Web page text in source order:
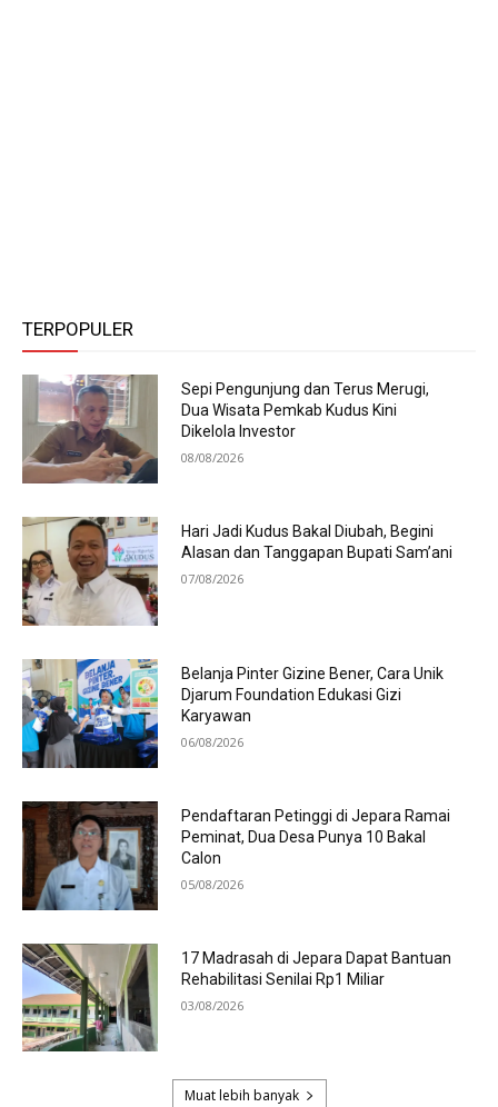
TERPOPULER
Sepi Pengunjung dan Terus Merugi,
Dua Wisata Pemkab Kudus Kini
Dikelola Investor
08/08/2026
Hari Jadi Kudus Bakal Diubah, Begini
Alasan dan Tanggapan Bupati Sam’ani
07/08/2026
Belanja Pinter Gizine Bener, Cara Unik
Djarum Foundation Edukasi Gizi
Karyawan
06/08/2026
Pendaftaran Petinggi di Jepara Ramai
Peminat, Dua Desa Punya 10 Bakal
Calon
05/08/2026
17 Madrasah di Jepara Dapat Bantuan
Rehabilitasi Senilai Rp1 Miliar
03/08/2026
Muat lebih banyak